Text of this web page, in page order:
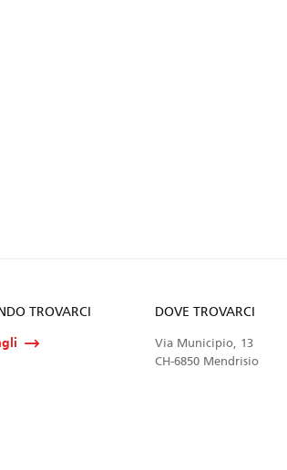
TROVARCI
DOVE TROVARCI
Via Municipio, 13
CH-6850 Mendrisio